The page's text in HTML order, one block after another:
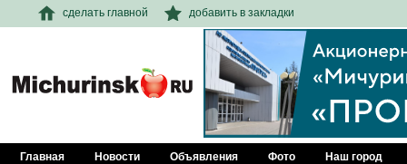
сделать главной добавить в закладки
Главная Новости Объявления Фото Наш город